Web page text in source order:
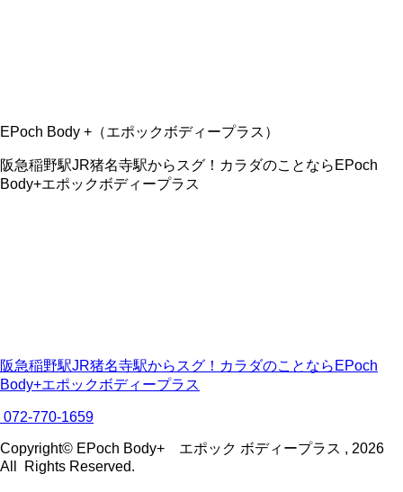
EPoch Body +（エポックボディープラス）
阪急稲野駅JR猪名寺駅からスグ！カラダのことならEPoch
Body+エポックボディープラス
阪急稲野駅JR猪名寺駅からスグ！カラダのことならEPoch
Body+エポックボディープラス
072-770-1659
Copyright© EPoch Body+ エポック ボディープラス , 2026
All Rights Reserved.